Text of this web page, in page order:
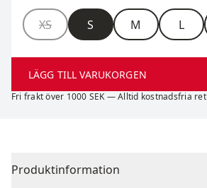
Storlek
XS S M L
LÄGG TILL VARUKORGEN
Fri frakt över 1000 SEK — Alltid kostnadsfria
Produktinformation